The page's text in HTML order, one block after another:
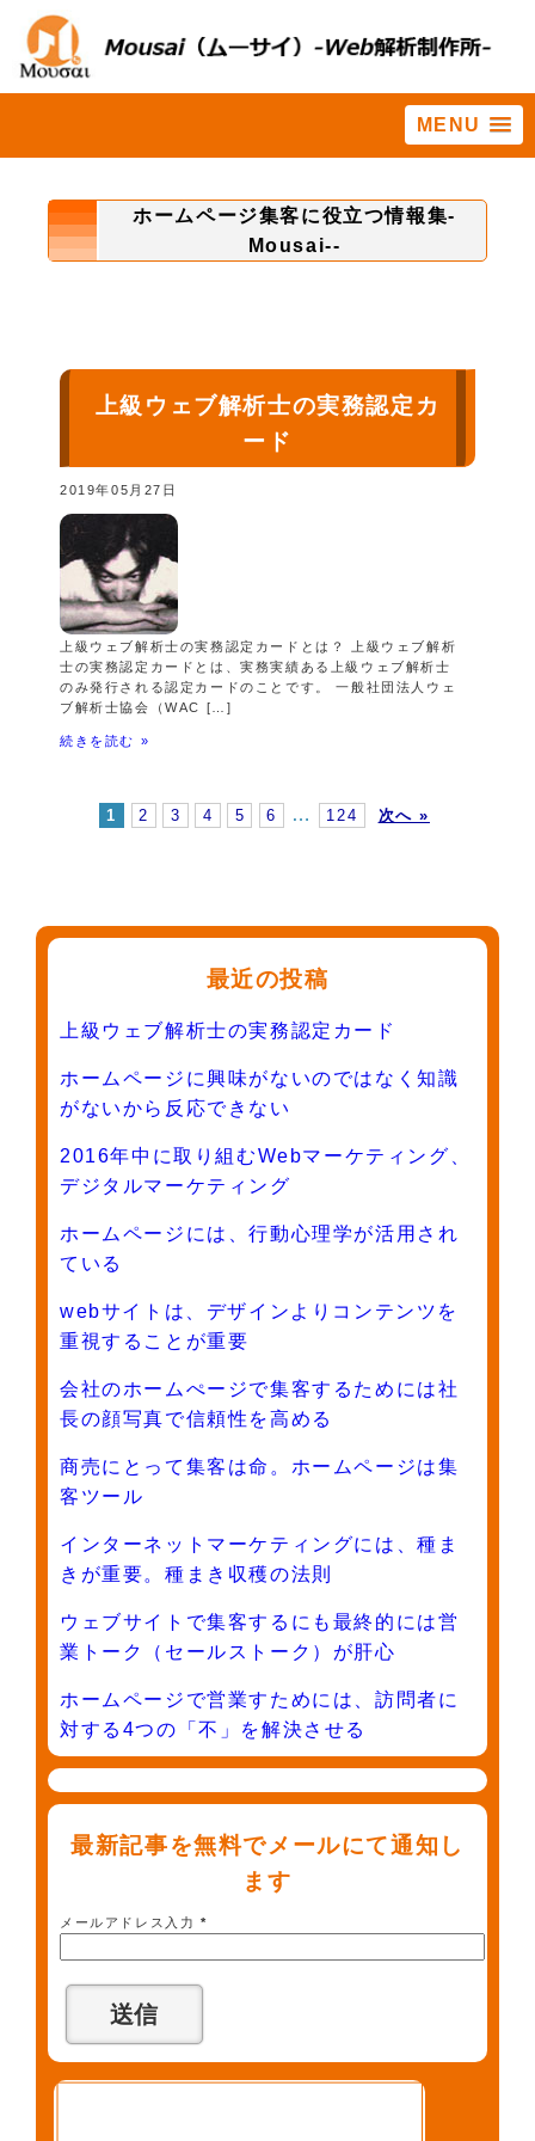
MENU
ホームページ集客に役立つ情報集-
Mousai--
上級ウェブ解析士の実務認定カ
ード
2019年05月27日
上級ウェブ解析士の実務認定カードとは？ 上級ウェブ解析
士の実務認定カードとは、実務実績ある上級ウェブ解析士
のみ発行される認定カードのことです。 一般社団法人ウェ
ブ解析士協会（WAC […]
続きを読む »
1 2 3 4 5 6 … 124 次へ »
最近の投稿
上級ウェブ解析士の実務認定カード
ホームページに興味がないのではなく知識
がないから反応できない
2016年中に取り組むWebマーケティング、
デジタルマーケティング
ホームページには、行動心理学が活用され
ている
webサイトは、デザインよりコンテンツを
重視することが重要
会社のホームぺージで集客するためには社
長の顔写真で信頼性を高める
商売にとって集客は命。ホームページは集
客ツール
インターネットマーケティングには、種ま
きが重要。種まき収穫の法則
ウェブサイトで集客するにも最終的には営
業トーク（セールストーク）が肝心
ホームページで営業すためには、訪問者に
対する4つの「不」を解決させる
最新記事を無料でメールにて通知し
ます
メールアドレス入力 *